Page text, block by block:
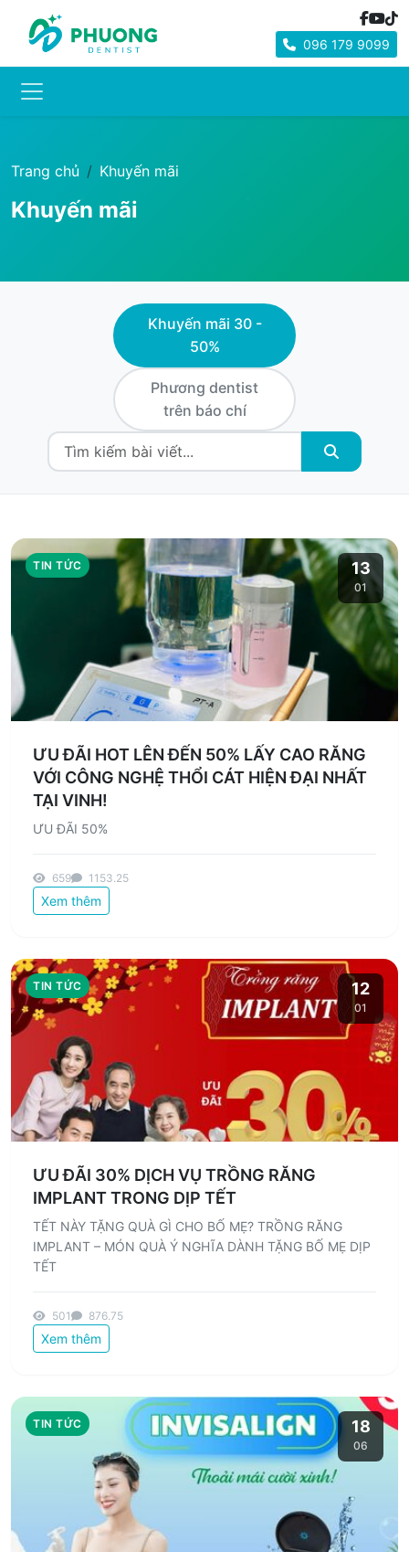
096 179 9099
Trang chủ Khuyến mãi
Khuyến mãi
Khuyến mãi 30 -
50%
Phương dentist
trên báo chí
TIN TỨC 13
01
ƯU ĐÃI HOT LÊN ĐẾN 50% LẤY CAO RĂNG
VỚI CÔNG NGHỆ THỔI CÁT HIỆN ĐẠI NHẤT
TẠI VINH!
ƯU ĐÃI 50%
659 1153.25
Xem thêm
TIN TỨC 12
01
ƯU ĐÃI 30% DỊCH VỤ TRỒNG RĂNG
IMPLANT TRONG DỊP TẾT
TẾT NÀY TẶNG QUÀ GÌ CHO BỐ MẸ? TRỒNG RĂNG
IMPLANT – MÓN QUÀ Ý NGHĨA DÀNH TẶNG BỐ MẸ DỊP
TẾT
501 876.75
Xem thêm
TIN TỨC 18
06